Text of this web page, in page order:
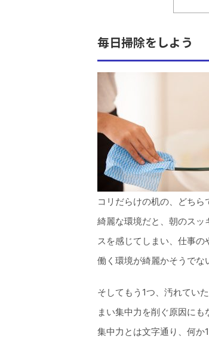
毎日掃除をしよう
コリだらけの机の、どちら
綺麗な環境だと、朝のスッ
スを感じてしまい、仕事の
働く環境が綺麗かそうでな
そしてもう1つ、汚れてい
まい集中力を削ぐ原因にも
集中力とは文字通り、何か